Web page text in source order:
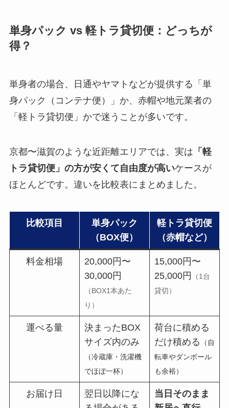
単身パック vs 軽トラ貸切便：どっちが
得？
単身者の場合、日通やヤマトなどが提供する「単
身パック（コンテナ便）」か、赤帽や地元業者の
「軽トラ貸切便」かで迷うことが多いです。
京都〜滋賀のような近距離エリアでは、実は 「軽
トラ貸切便」の方が安くて自由度が高いケースが
ほとんどです。違いを比較表にまとめました。
比較項目
単身パック
（BOX便）
軽トラ貸切便
（赤帽など）
料金相場
20,000円〜
30,000円
（BOX1本あた
り）
15,000円〜
25,000円
（1台
貸切）
運べる量
決まったBOX
サイズ内のみ
（冷蔵庫・洗濯機
でほぼ一杯）
荷台に積める
だけ積める
（自
転車やダンボール
も余裕）
お届け日
翌日以降にな
当日そのまま